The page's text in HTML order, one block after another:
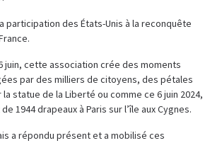
participation des États-Unis à la reconquête
juin, cette association crée des moments
par des milliers de citoyens, des pétales
statue de la Liberté ou comme ce 6 juin 2024,
1944 drapeaux à Paris sur l’île aux Cygnes.
a répondu présent et a mobilisé ces